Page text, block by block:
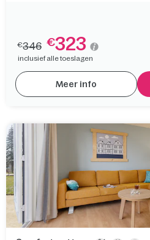
€346 €323
inclusief alle toeslagen
Meer info